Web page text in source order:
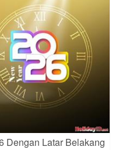
Dengan Latar Belakang